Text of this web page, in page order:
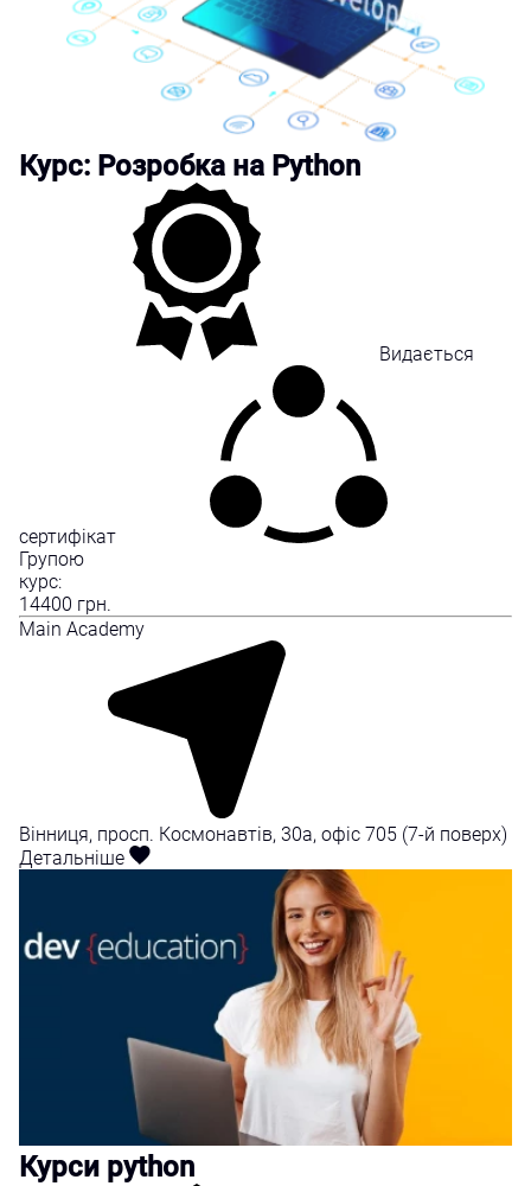
Курс: Розробка на Python
Видається
сертифікат
Групою
курс:
14400 грн.
Mаin Academy
Вінниця, просп. Космонавтів, 30а, офіс 705 (7-й поверх)
Детальніше
Курси python